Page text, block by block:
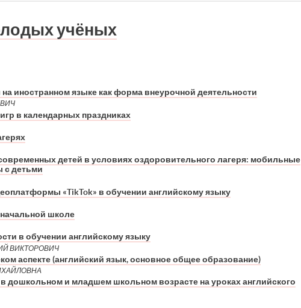
учёных
иностранном языке как форма внеурочной деятельности
в календарных праздниках
детей в условиях оздоровительного лагеря: мобильные
с детьми
«TikTok» в обучении английскому языку
школе
в обучении английскому языку
ВИКТОРОВИЧ
аспекте (английский язык, основное общее образование)
дошкольном и младшем школьном возрасте на уроках английского